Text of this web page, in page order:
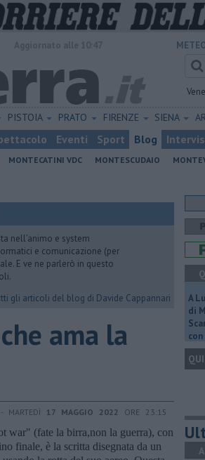
PISTOIA PRATO FIRENZE SIENA
Eventi Sport Blog
MONTECATINI VDC MONTESCUDAIO
nell’animo e system
e comunicazione (per
E ve ne parlerò in questo
gli articoli del blog di Davide Cappannari
ama la
MARTEDÌ 17 MAGGIO 2022 ORE 23:15
war" (fate la birra,non la guerra), con
finale, è la scritta disegnata da un
A
di
QUI